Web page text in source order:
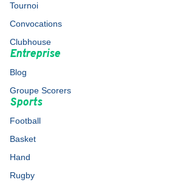
Tournoi
Convocations
Clubhouse
Entreprise
Blog
Groupe Scorers
Sports
Football
Basket
Hand
Rugby